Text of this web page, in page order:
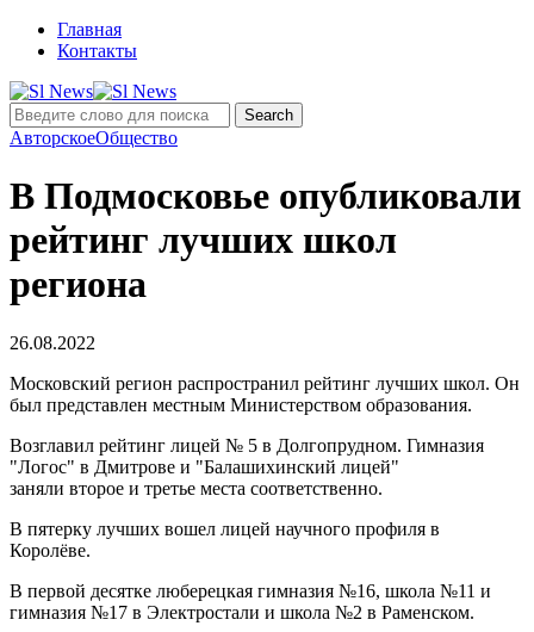
Главная
Контакты
АвторскоеОбщество
В Подмосковье опубликовали
рейтинг лучших школ
региона
26.08.2022
Московский регион распространил рейтинг лучших школ. Он
был представлен местным Министерством образования.
Возглавил рейтинг лицей № 5 в Долгопрудном. Гимназия
"Логос" в Дмитрове и "Балашихинский лицей"
заняли второе и третье места соответственно.
В пятерку лучших вошел лицей научного профиля в
Королёве.
В первой десятке люберецкая гимназия №16, школа №11 и
гимназия №17 в Электростали и школа №2 в Раменском.